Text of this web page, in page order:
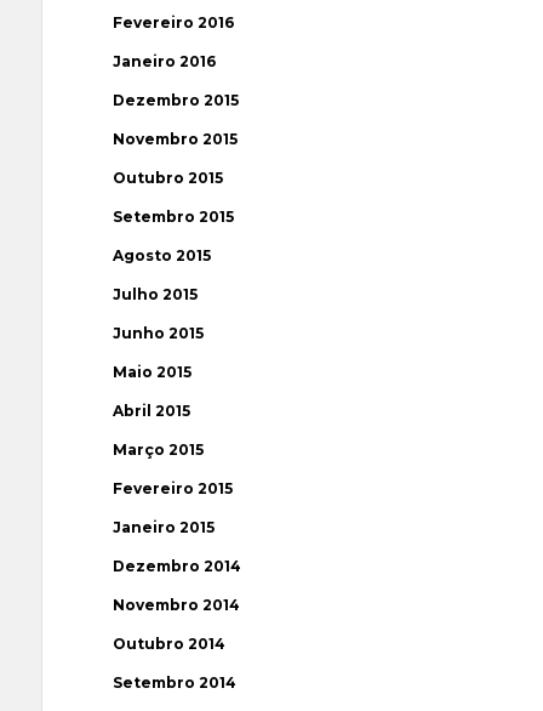
Fevereiro 2016
Janeiro 2016
Dezembro 2015
Novembro 2015
Outubro 2015
Setembro 2015
Agosto 2015
Julho 2015
Junho 2015
Maio 2015
Abril 2015
Março 2015
Fevereiro 2015
Janeiro 2015
Dezembro 2014
Novembro 2014
Outubro 2014
Setembro 2014